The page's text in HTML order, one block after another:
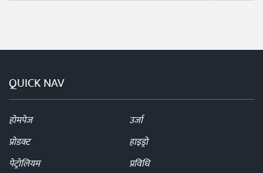
QUICK NAV
होमपेज
उर्जा
प्रोडक्ट
हाइड्रो
पेट्रोलियम
प्रविधि